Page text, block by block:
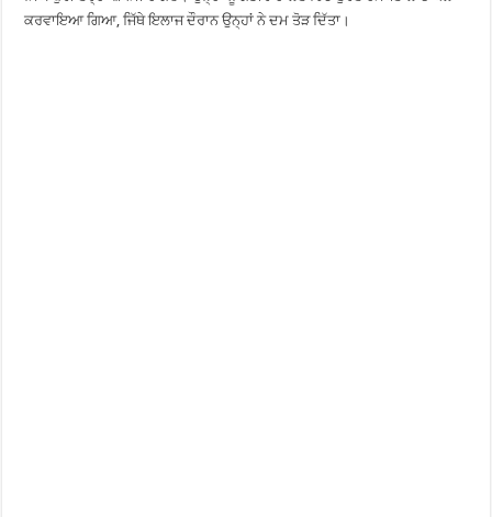
ਕਰਵਾਇਆ ਗਿਆ, ਜਿੱਥੇ ਇਲਾਜ ਦੌਰਾਨ ਉਨ੍ਹਾਂ ਨੇ ਦਮ ਤੋੜ ਦਿੱਤਾ।